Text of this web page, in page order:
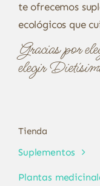
te ofrecemos
ecológicos que
Gracias por
elegir
Tienda
Suplementos
Plantas